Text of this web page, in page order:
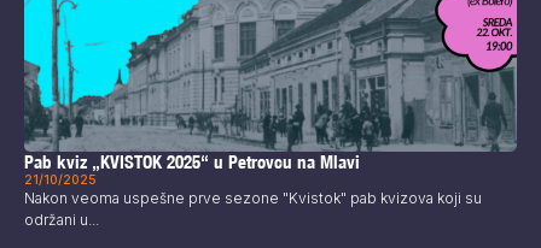
Pab kviz „KVISTOK 2025“ u Petrovcu na Mlavi
21/10/2025
Nakon veoma uspešne prve sezone "Kvistok" pab kvizova koji su
održani u...